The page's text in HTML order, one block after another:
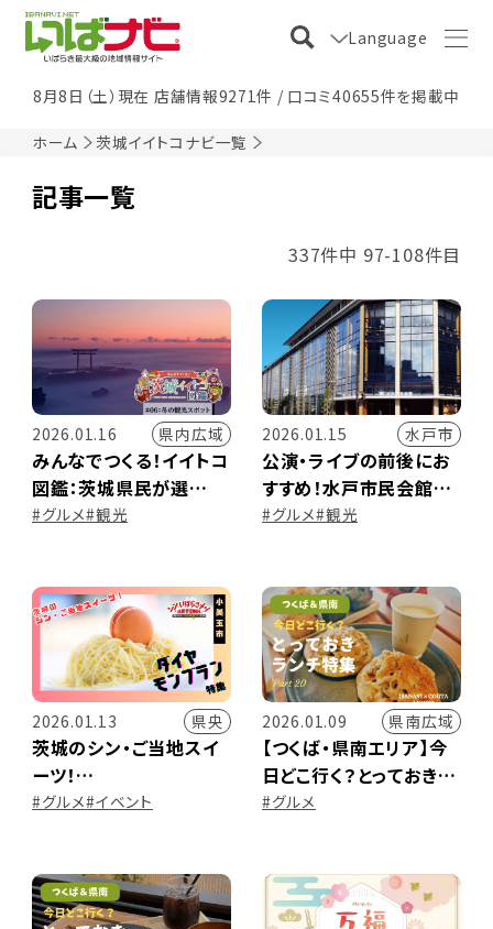
Language
8月8日（土）現在 店舗情報9271件 / 口コミ40655件を掲載中
ホーム 茨城イイトコナビ一覧
記事一覧
337件中 97-108件目
2026.01.16 県内広域
みんなでつくる！イイトコ
図鑑：茨城県民が選
ぶ“冬のお気に入りスポ
#グルメ#観光
2026.01.15 水戸市
公演・ライブの前後にお
すすめ！水戸市民会館周
辺グルメ
#グルメ#観光
2026.01.13 県央
茨城のシン・ご当地スイ
ーツ！
ダイヤモンブラン特集
#グルメ#イベント
2026.01.09 県南広域
【つくば・県南エリア】今
日どこ行く？とっておきラ
ンチ特集 ～Part.21～
#グルメ